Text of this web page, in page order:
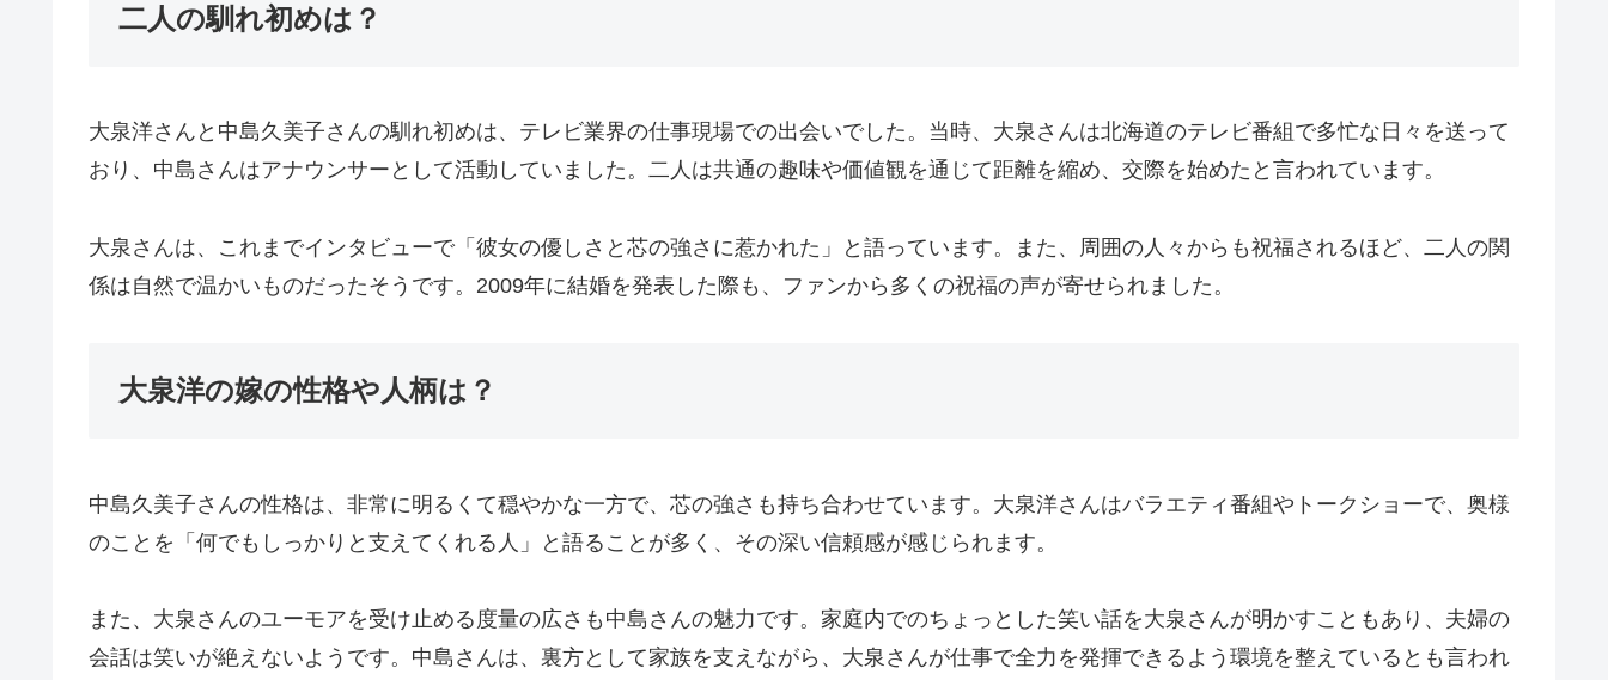
二人の馴れ初めは？
大泉洋さんと中島久美子さんの馴れ初めは、テレビ業界の仕事現場での出会いでした。当時、大泉さんは北海道のテレビ番組で多忙な日々を送って
おり、中島さんはアナウンサーとして活動していました。二人は共通の趣味や価値観を通じて距離を縮め、交際を始めたと言われています。
大泉さんは、これまでインタビューで「彼女の優しさと芯の強さに惹かれた」と語っています。また、周囲の人々からも祝福されるほど、二人の関
係は自然で温かいものだったそうです。2009年に結婚を発表した際も、ファンから多くの祝福の声が寄せられました。
大泉洋の嫁の性格や人柄は？
中島久美子さんの性格は、非常に明るくて穏やかな一方で、芯の強さも持ち合わせています。大泉洋さんはバラエティ番組やトークショーで、奥様
のことを「何でもしっかりと支えてくれる人」と語ることが多く、その深い信頼感が感じられます。
また、大泉さんのユーモアを受け止める度量の広さも中島さんの魅力です。家庭内でのちょっとした笑い話を大泉さんが明かすこともあり、夫婦の
会話は笑いが絶えないようです。中島さんは、裏方として家族を支えながら、大泉さんが仕事で全力を発揮できるよう環境を整えているとも言われ